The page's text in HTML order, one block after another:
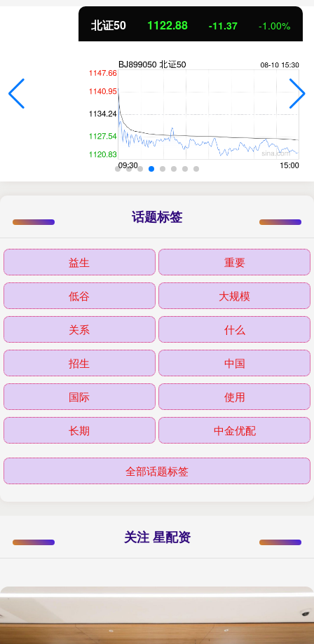
北证50 1122.88 -11.37 -1.00%
话题标签
益生 重要
低谷 大规模
关系 什么
招生 中国
国际 使用
长期 中金优配
全部话题标签
关注 星配资